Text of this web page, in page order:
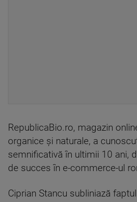
RepublicaBio.ro, magazin
organice și naturale, a
semnificativă în ultimii 10 ani,
de succes în e-commerce-ul
Ciprian Stancu subliniază